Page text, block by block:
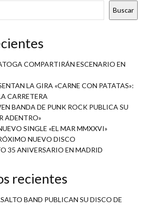
Buscar
COMPARTIRÁN ESCENARIO EN
LA GIRA «CARNE CON PATATAS»:
CARRETERA
BANDA DE PUNK ROCK PUBLICA SU
ADENTRO»
SINGLE «EL MAR MMXXVI»
NUEVO DISCO
35 ANIVERSARIO EN MADRID
recientes
BAND PUBLICAN SU DISCO DE